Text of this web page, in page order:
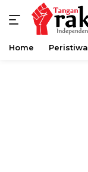
Langsung
Home Peristiwa